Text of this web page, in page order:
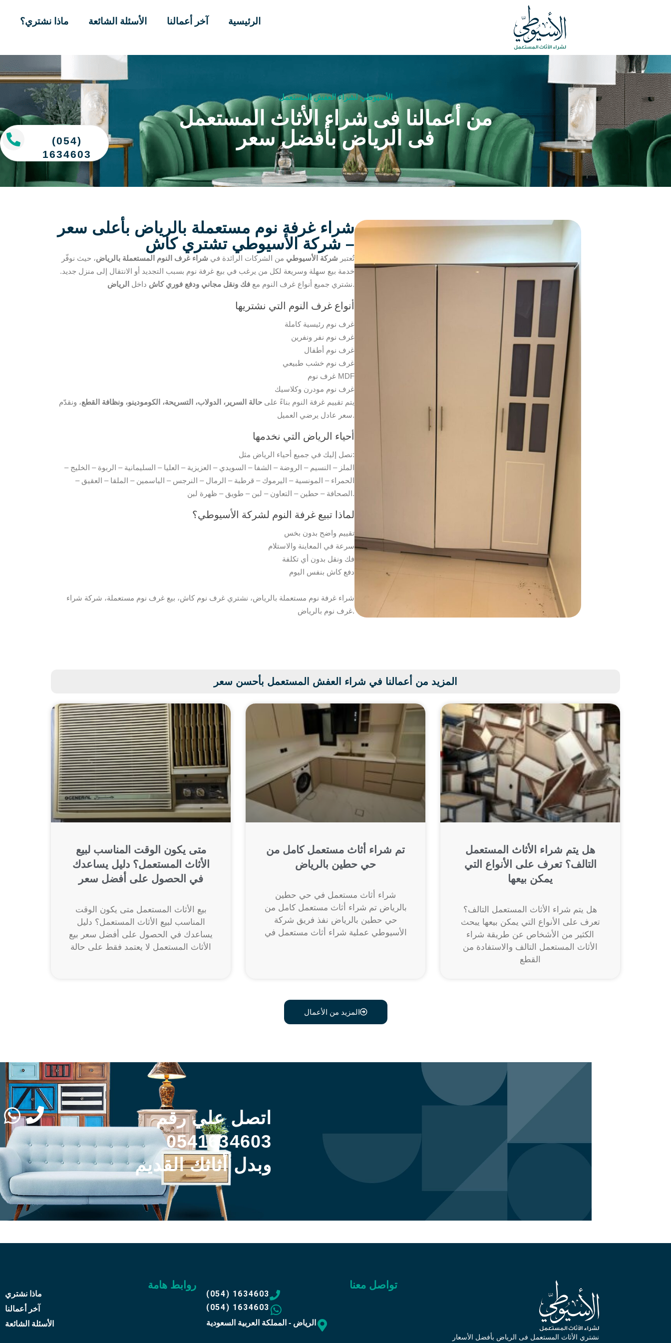
ماذا نشتري؟ الأسئلة الشائعة آخر أعمالنا الرئيسية
الأسيوطي لشراء العفش المستعمل
من أعمالنا فى شراء الأثاث المستعمل
فى الرياض بأفضل سعر
شراء غرفة نوم مستعملة بالرياض بأعلى سعر
– شركة الأسيوطي تشتري كاش
تُعتبر شركة الأسيوطي من الشركات الرائدة في شراء غرف النوم المستعملة بالرياض، حيث نوفّر
خدمة بيع سهلة وسريعة لكل من يرغب في بيع غرفة نوم بسبب التجديد أو الانتقال إلى منزل جديد.
نشتري جميع أنواع غرف النوم معفك ونقل مجاني ودفع فوري كاش داخل الرياض .
أنواع غرف النوم التي نشتريها
غرف نوم رئيسية كاملة
غرف نوم نفر ونفرين
غرف نوم أطفال
غرف نوم خشب طبيعي
غرف نوم MDF
غرف نوم مودرن وكلاسيك
يتم تقييم غرفة النوم بناءً علىحالة السرير، الدولاب، التسريحة، الكومودينو، ونظافة القطع، ونقدّم
سعر عادل يرضي العميل.
أحياء الرياض التي نخدمها
نصل إليك في جميع أحياء الرياض مثل:
الملز – النسيم – الروضة – الشفا – السويدي – العزيزية – العليا – السليمانية – الربوة – الخليج –
الحمراء – المونسية – اليرموك – قرطبة – الرمال – النرجس – الياسمين – الملقا – العقيق –
الصحافة – حطين – التعاون – لبن – طويق – ظهرة لبن.
لماذا تبيع غرفة النوم لشركة الأسيوطي؟
تقييم واضح بدون بخس
سرعة في المعاينة والاستلام
فك ونقل بدون أي تكلفة
دفع كاش بنفس اليوم
شراء غرفة نوم مستعملة بالرياض، نشتري غرف نوم كاش، بيع غرف نوم مستعملة، شركة شراء
غرف نوم بالرياض.
المزيد من أعمالنا في شراء العفش المستعمل بأحسن سعر
متى يكون الوقت المناسب لبيع
الأثاث المستعمل؟ دليل يساعدك
في الحصول على أفضل سعر
بيع الأثاث المستعمل متى يكون الوقت
المناسب لبيع الأثاث المستعمل؟ دليل
يساعدك في الحصول على أفضل سعر بيع
الأثاث المستعمل لا يعتمد فقط على حالة
تم شراء أثاث مستعمل كامل من
حي حطين بالرياض
شراء أثاث مستعمل في حي حطين
بالرياض تم شراء أثاث مستعمل كامل من
حي حطين بالرياض نفذ فريق شركة
الأسيوطي عملية شراء أثاث مستعمل في
هل يتم شراء الأثاث المستعمل
التالف؟ تعرف على الأنواع التي
يمكن بيعها
هل يتم شراء الأثاث المستعمل التالف؟
تعرف على الأنواع التي يمكن بيعها يبحث
الكثير من الأشخاص عن طريقة شراء
الأثاث المستعمل التالف والاستفادة من
القطع
المزيد من الأعمال
اتصل علي رقم
0541634603
وبدل أثاثك القديم
(054)
1634603
روابط هامة
ماذا نشتري
آخر أعمالنا
الأسئلة الشائعة
تواصل معنا
(054) 1634603
(054) 1634603
الرياض - المملكة العربية السعودية
نشتري الأثاث المستعمل فى الرياض بأفضل الأسعار